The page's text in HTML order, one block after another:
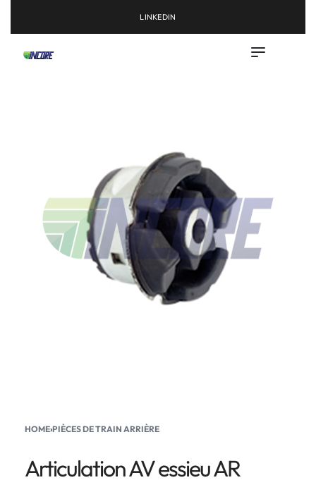
LINKEDIN
HOME›PIÈCES DE TRAIN ARRIÈRE
Articulation AV essieu AR